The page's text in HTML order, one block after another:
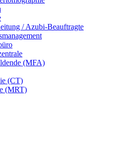
/ Azubi-Beauftragte
(MFA)
(CT)
(MRT)